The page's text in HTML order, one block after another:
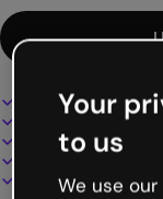
Design interattivo
100%
Aggiungi audio,
Presenta, condividi
Scarica in PDF,
Your
to us
We use